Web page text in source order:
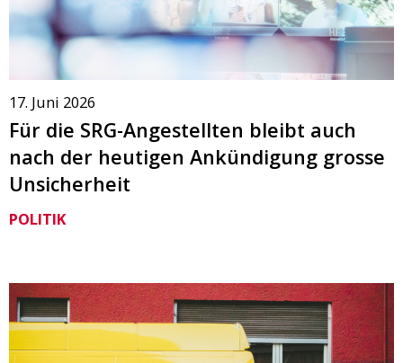
17. Juni 2026
Für die SRG-Angestellten bleibt auch
nach der heutigen Ankündigung grosse
Unsicherheit
POLITIK